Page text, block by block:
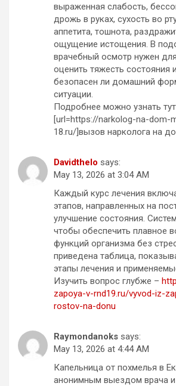
выраженная слабость,
дрожь в руках, сухость во
аппетита, тошнота,
ощущение истощения. В
врачебный осмотр нужен
оценить тяжесть состояния
безопасен ли домашний
ситуации.
Подробнее можно узнать
[url=https://narkolog-na-dom-
18.ru/]вызов нарколога на
Davidthelo says:
May 13, 2026 at 3:04 AM
Каждый курс лечения
этапов, направленных на
улучшение состояния.
чтобы обеспечить плавное
функций организма без
приведена таблица,
этапы лечения и
Изучить вопрос глубже –
zapoya-v-rnd19.ru/vyvod-iz-
rostov-na-donu
Raymondanoks says:
May 13, 2026 at 4:44 AM
Капельница от похмелья в
анонимным выездом врача и